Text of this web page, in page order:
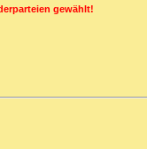
gewählt!